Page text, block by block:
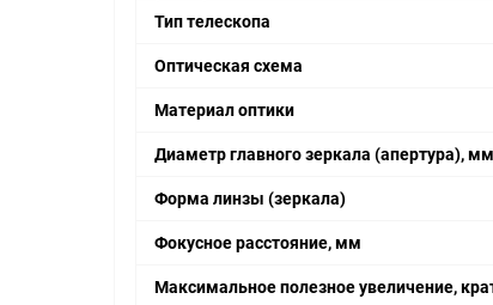
Тип телескопа
Оптическая схема
Материал оптики
Диаметр главного зеркала (апертура), мм
Форма линзы (зеркала)
Фокусное расстояние, мм
Максимальное полезное увеличение,